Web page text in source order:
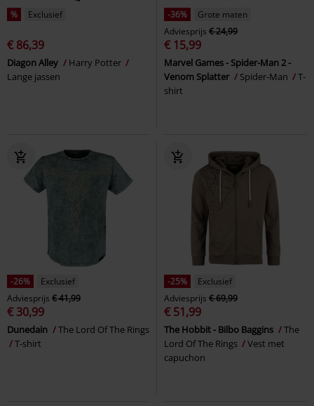
% Exclusief
€ 86,39
Diagon Alley
Harry Potter
Lange jassen
-36%
Grote maten
Adviesprijs € 24,99
€ 15,99
Marvel Games - Spider-Man 2 -
Venom Splatter
Spider-Man
T-
shirt
-26%
Exclusief
Adviesprijs € 41,99
€ 30,99
Dunedain
The Lord Of The Rings
T-shirt
-25%
Exclusief
Adviesprijs € 69,99
€ 51,99
The Hobbit - Bilbo Baggins
The
Lord Of The Rings
Vest met
capuchon